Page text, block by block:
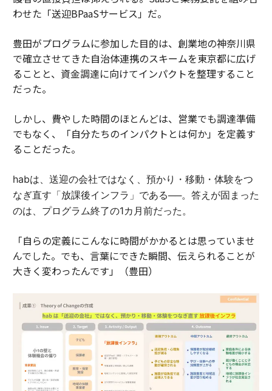
わせた「送迎BPaaSサービス」だ。
豊田がプログラムに参加した目的は、創業地の神奈川県
で確立させてきた自治体連携のスキームを東京都に広げ
ることと、資金調達に向けてインパクトを整理すること
だった。
しかし、費やした時間のほとんどは、営業でも調達準備
でもなく、「自分たちのインパクトとは何か」を定義す
ることだった。
habは、送迎の会社ではなく、預かり・移動・体験をつ
なぎ直す「放課後インフラ」である──。答えが固まった
のは、プログラム終了の1カ月前だった。
「自らの定義にこんなに時間がかかるとは思っていませ
んでした。でも、言葉にできた瞬間、伝えられることが
大きく変わったんです」（豊田）